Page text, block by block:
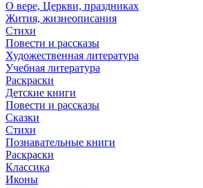
О вере, Церкви, праздниках
Жития, жизнеописания
Стихи
Повести и рассказы
Художественная литература
Учебная литература
Раскраски
Детские книги
Повести и рассказы
Сказки
Стихи
Познавательные книги
Раскраски
Классика
Иконы